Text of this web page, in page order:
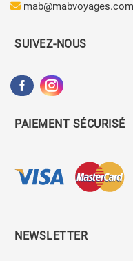
mab@mabvoyages.com
SUIVEZ-NOUS
PAIEMENT SÉCURISÉ
NEWSLETTER